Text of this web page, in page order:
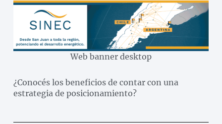
Web banner desktop
¿Conocés los beneficios de contar con una
estrategia de posicionamiento?